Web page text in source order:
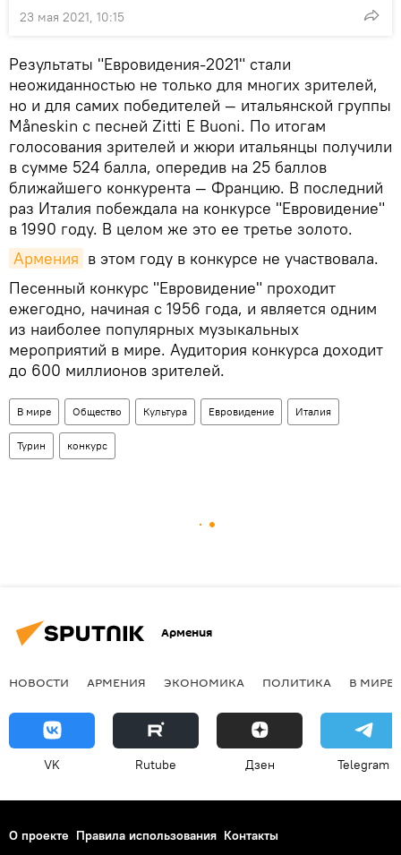
23 мая 2021, 10:15
Результаты "Евровидения-2021" стали
неожиданностью не только для многих зрителей,
но и для самих победителей — итальянской группы
Måneskin с песней Zitti E Buoni. По итогам
голосования зрителей и жюри итальянцы получили
в сумме 524 балла, опередив на 25 баллов
ближайшего конкурента — Францию. В последний
раз Италия побеждала на конкурсе "Евровидение"
в 1990 году. В целом же это ее третье золото.
Армения в этом году в конкурсе не участвовала.
Песенный конкурс "Евровидение" проходит
ежегодно, начиная с 1956 года, и является одним
из наиболее популярных музыкальных
мероприятий в мире. Аудитория конкурса доходит
до 600 миллионов зрителей.
В мире Общество Культура Евровидение Италия
Турин конкурс
Армения
НОВОСТИ АРМЕНИЯ ЭКОНОМИКА ПОЛИТИКА В МИРЕ
VK Rutube Дзен Telegram
О проекте Правила использования Контакты